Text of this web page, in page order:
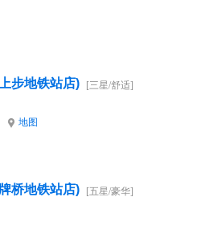
步地铁站店)
[三星/舒适]
地图
桥地铁站店)
[五星/豪华]